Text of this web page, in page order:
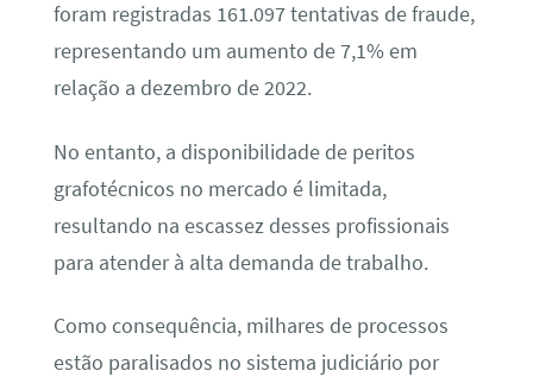
foram registradas 161.097 tentativas de fraude,
representando um aumento de 7,1% em
relação a dezembro de 2022.
No entanto, a disponibilidade de peritos
grafotécnicos no mercado é limitada,
resultando na escassez desses profissionais
para atender à alta demanda de trabalho.
Como consequência, milhares de processos
estão paralisados no sistema judiciário por